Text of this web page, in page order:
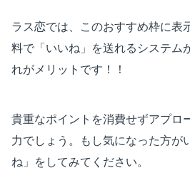
ラス恋では、このおすすめ枠に表
料で「いいね」を送れるシステム
れがメリットです！！
貴重なポイントを消費せずアプロ
力でしょう。もし気になった方が
ね」をしてみてください。